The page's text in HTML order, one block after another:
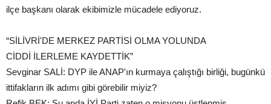
ilçe başkanı olarak ekibimizle mücadele ediyoruz.
“SİLİVRİ'DE MERKEZ PARTİSİ OLMA YOLUNDA
CİDDİ İLERLEME KAYDETTİK”
Sevginar SALİ: DYP ile ANAP'ın kurmaya çalıştığı birliği, bugünkü
ittifakların ilk adımı gibi görebilir miyiz?